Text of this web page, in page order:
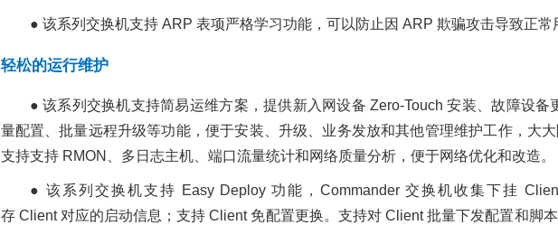
● 该系列交换机支持 ARP 表项严格学习功能，可以防止因 ARP 欺骗攻击导致正常
轻松的运行维护
● 该系列交换机支持简易运维方案，提供新入网设备 Zero-Touch 安装、故障设
量配置、批量远程升级等功能，便于安装、升级、业务发放和其他管理维护工作，大
支持支持 RMON、多日志主机、端口流量统计和网络质量分析，便于网络优化和改造。
● 该系列交换机支持 Easy Deploy 功能，Commander 交换机收集下挂
存 Client 对应的启动信息；支持 Client 免配置更换。支持对 Client 批量下发配置和脚